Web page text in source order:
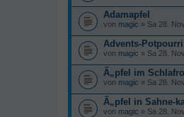
Adamapfel
von magic » Sa 28.
Advents-
von magic » Sa 28.
Ã„pfel im
von magic » Sa 28.
Ã„pfel in Sahne-
von magic » Sa 28.